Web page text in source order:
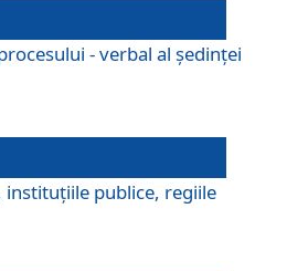
- verbal al ședinței
publice, regiile